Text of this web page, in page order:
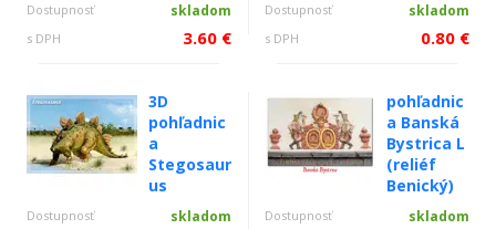
Dostupnosť skladom
s DPH 3.60 €
Dostupnosť skladom
s DPH 0.80 €
3D
pohľadnic
a
Stegosaur
us
Dostupnosť skladom
pohľadnic
a Banská
Bystrica L
(reliéf
Benický)
Dostupnosť skladom